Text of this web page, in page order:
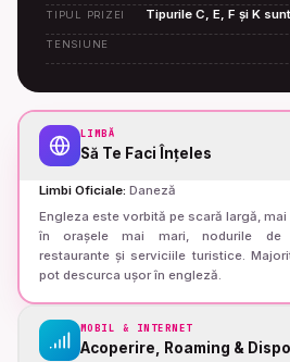
TIPUL PRIZEI Tipurile C, E, F și K
TENSIUNE
LIMBĂ
Să Te Faci Înțeles
Limbi Oficiale: Daneză
Engleza este vorbită pe scară largă,
în orașele mai mari, nodurile de
restaurante și serviciile turistice.
pot descurca ușor în engleză.
MOBIL & INTERNET
Acoperire, Roaming &